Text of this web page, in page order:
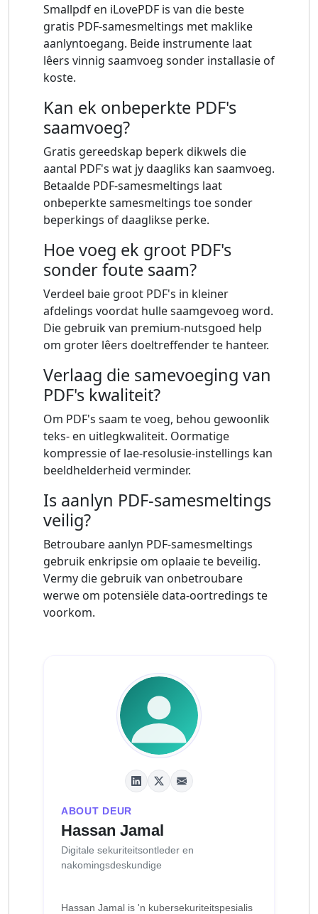
Smallpdf en iLovePDF is van die beste
gratis PDF-samesmeltings met maklike
aanlyntoegang. Beide instrumente laat
lêers vinnig saamvoeg sonder installasie of
koste.
Kan ek onbeperkte PDF's
saamvoeg?
Gratis gereedskap beperk dikwels die
aantal PDF's wat jy daagliks kan saamvoeg.
Betaalde PDF-samesmeltings laat
onbeperkte samesmeltings toe sonder
beperkings of daaglikse perke.
Hoe voeg ek groot PDF's
sonder foute saam?
Verdeel baie groot PDF's in kleiner
afdelings voordat hulle saamgevoeg word.
Die gebruik van premium-nutsgoed help
om groter lêers doeltreffender te hanteer.
Verlaag die samevoeging van
PDF's kwaliteit?
Om PDF's saam te voeg, behou gewoonlik
teks- en uitlegkwaliteit. Oormatige
kompressie of lae-resolusie-instellings kan
beeldhelderheid verminder.
Is aanlyn PDF-samesmeltings
veilig?
Betroubare aanlyn PDF-samesmeltings
gebruik enkripsie om oplaaie te beveilig.
Vermy die gebruik van onbetroubare
werwe om potensiële data-oortredings te
voorkom.
ABOUT DEUR
Hassan Jamal
Digitale sekuriteitsontleder en
nakomingsdeskundige
Hassan Jamal is 'n kubersekuriteitspesialis